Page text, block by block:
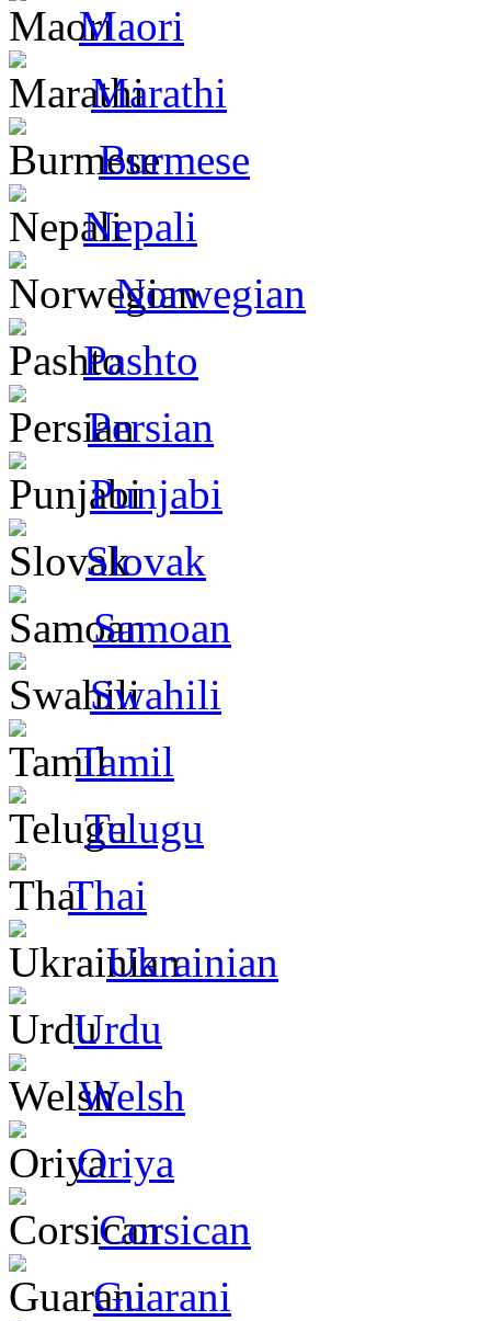
Maori
Marathi
Burmese
Nepali
Norwegian
Pashto
Persian
Punjabi
Slovak
Samoan
Swahili
Tamil
Telugu
Thai
Ukrainian
Urdu
Welsh
Oriya
Corsican
Guarani